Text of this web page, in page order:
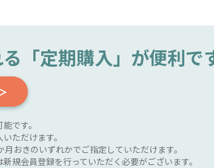
「定期購入」が便利で
です。
ただけます。
おきのいずれかでご指定していただけます。
規会員登録を行っていただく必要がございます。